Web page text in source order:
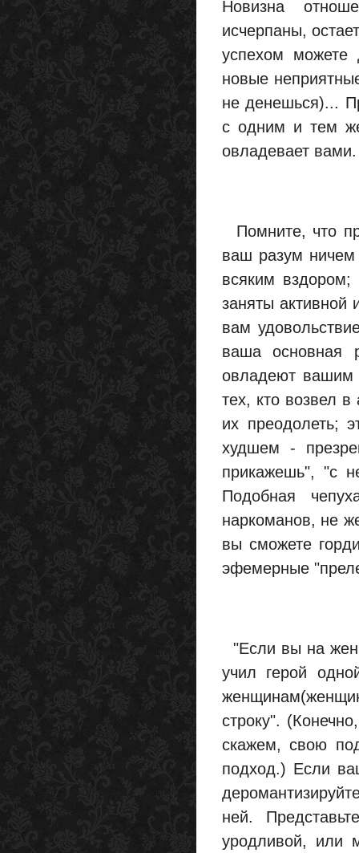
Новизна
исчерпаны,
успехом можете
новые
не денешься)...
с одним и тем
овладевает вами.
Помните, что
ваш разум ничем
всяким
заняты активной
вам
ваша
овладеют вашим
тех, кто возвел
их преодолеть;
худшем -
прикажешь", "с
Подобная
наркоманов, не
вы сможете
эфемерные
"Если вы на
учил герой
строку".
скажем, свою
подход.) Если
ней.
уродливой, или